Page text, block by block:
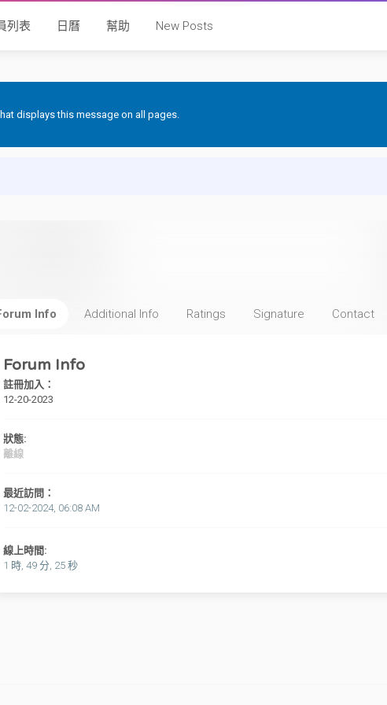
列表 日曆 幫助 New Posts
displays this message on all pages.
Info Additional Info Ratings Signature Contact
Forum Info
註冊加入：
12-20-2023
狀態:
離線
最近訪問：
12-02-2024, 06:08 AM
線上時間:
1 時, 49 分, 25 秒